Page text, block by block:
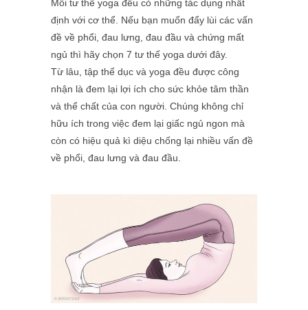
Mỗi tư thế yoga đều có những tác dụng nhất
định với cơ thể. Nếu bạn muốn đẩy lùi các vấn
đề về phổi, đau lưng, đau đầu và chứng mất
ngủ thì hãy chọn 7 tư thế yoga dưới đây.
Từ lâu, tập thể dục và yoga đều được công
nhận là đem lại lợi ích cho sức khỏe tâm thần
và thể chất của con người. Chúng không chỉ
hữu ích trong việc đem lại giấc ngủ ngon mà
còn có hiệu quả kì diệu chống lại nhiều vấn đề
về phổi, đau lưng và đau đầu.